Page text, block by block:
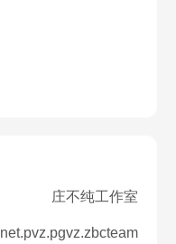
庄不纯工作室
net.pvz.pgvz.zbcteam